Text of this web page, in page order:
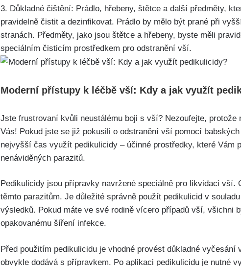
3. Důkladné čištění: Prádlo, hřebeny, štětce a další předměty,
pravidelně čistit a dezinfikovat. Prádlo by mělo být prané při
stranách. Předměty, jako jsou⁤ štětce a hřebeny, byste měli
speciálním čisticím prostředkem pro odstranění vší.
Moderní přístupy k ⁣léčbě vší: Kdy a jak využít
Jste frustrovaní kvůli neustálému boji s vší?‌ Nezoufejte,
Vás! Pokud jste se již pokusili o odstranění vší pomocí
nejvyšší čas‌ využít pedikulicidy – ⁤účinné prostředky, které Vám
nenáviděných parazitů.
Pedikulicidy jsou přípravky navržené speciálně pro likvidaci vší.
těmto parazitům. Je důležité správně použít pedikulicid​ v
výsledků. Pokud⁣ máte ⁢ve své rodině vícero případů ​vší, všichni
opakovanému šíření infekce.
Před použitím ⁢pedikulicidu je vhodné provést důkladné
obvykle dodává s přípravkem. Po aplikaci pedikulicidu je nutné